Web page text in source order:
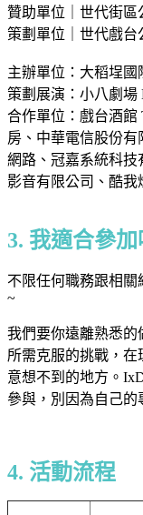
贊助單位｜世代街區
策劃單位｜世代戲台
主辦單位：大稻埕國
策劃展演：小八劇場
合作單位：戲台酒館
房、中華電信股份有
網路、冠嘉系統科技
影音有限公司、酷我
3. 我適合參加
不限任何職務跟相
~
我們要你遠離熟悉的
所需克服的挑戰，在
意想不到的地方。
參與，別因為自己的
4. 活動流程